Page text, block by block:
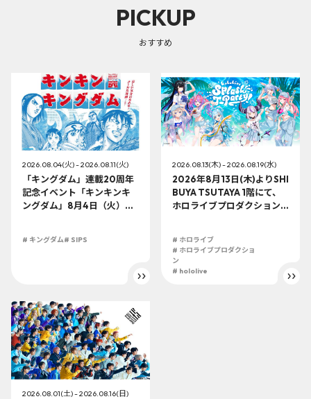
PICKUP
おすすめ
2026.08.04(火) - 2026.08.11(火)
「キングダム」連載20周年
記念イベント「キンキンキ
ングダム」8月4日（火）よ
# キングダム# SIPS
2026.08.13(木) - 2026.08.19(水)
2026年8月13日(木)よりSHI
BUYA TSUTAYA 1階にて、
ホロライブプロダクション
# ホロライブ
# ホロライブプロダクショ
ン
# hololive
2026.08.01(土) - 2026.08.16(日)